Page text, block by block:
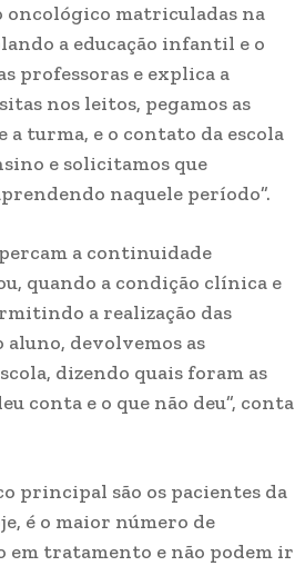
oncológico matriculadas na
a educação infantil e o
professoras e explica a
nos leitos, pegamos as
a turma, e o contato da escola
e solicitamos que
naquele período”.
a continuidade
quando a condição clínica e
a realização das
devolvemos as
dizendo quais foram as
conta e o que não deu”, conta
principal são os pacientes da
é o maior número de
em tratamento e não podem ir